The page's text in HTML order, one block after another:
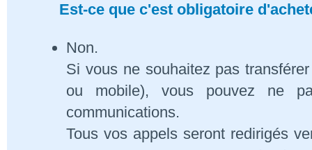
Est-ce que c'est obligatoire
Non.
Si vous ne souhaitez pas
ou mobile), vous pouvez ne
communications.
Tous vos appels seront redirigés